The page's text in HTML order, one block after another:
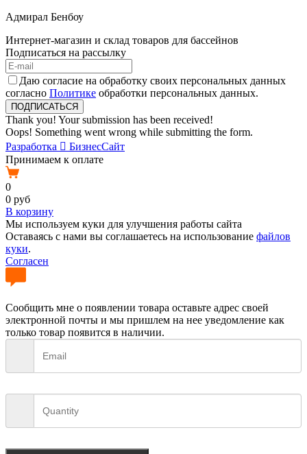
Адмирал Бенбоу
Интернет-магазин и склад товаров для бассейнов
Подписаться на рассылку
Даю согласие на обработку своих персональных данных
согласно Политике обработки персональных данных.
Thank you! Your submission has been received!
Oops! Something went wrong while submitting the form.
Разработка  БизнесСайт
Принимаем к оплате
0
0 руб
В корзину
Мы используем куки для улучшения работы сайта
Оставаясь с нами вы соглашаетесь на использование файлов
куки.
Согласен
Сообщить мне о появлении товара оставьте адрес своей
электронной почты и мы пришлем на нее уведомление как
только товар появится в наличии.